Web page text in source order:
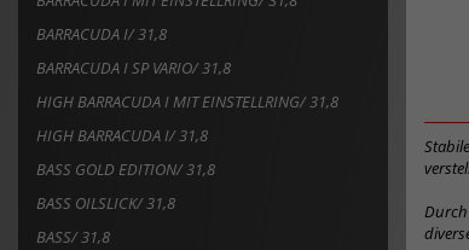
BARRACUDA I/ 31,8
BARRACUDA I SP VARIO/ 31,8
HIGH BARRACUDA I MIT EINSTELLRING/ 31,8
HIGH BARRACUDA I/ 31,8
BASS GOLD EDITION/ 31,8
BASS OILSLICK/ 31,8
BASS/ 31,8